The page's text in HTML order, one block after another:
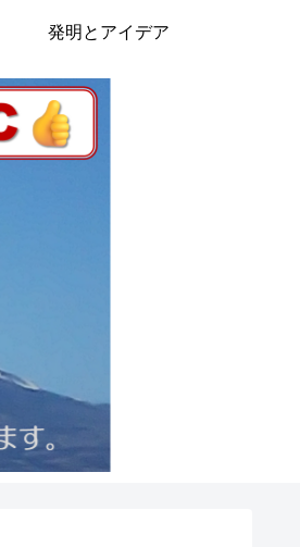
発明とアイデア